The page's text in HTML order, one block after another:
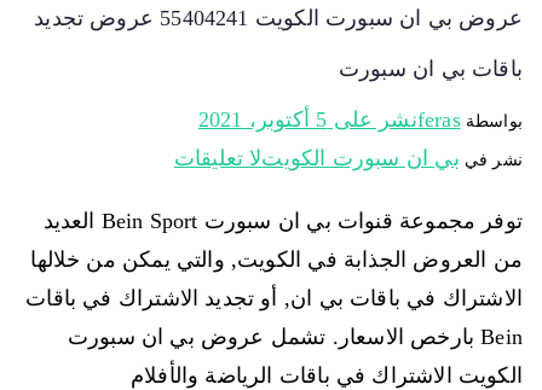
عروض بي ان سبورت الكويت 55404241 عروض تجديد
باقات بي ان سبورت
بواسطةferasنشر على 5 أكتوبر، 2021
نشر في بي ان سبورت الكويتلا تعليقات
توفر مجموعة قنوات بي ان سبورت Bein Sport العديد
من العروض الجذابة في الكويت, والتي يمكن من خلالها
الاشتراك في باقات بي ان, أو تجديد الاشتراك في باقات
Bein بارخص الاسعار. تشمل عروض بي ان سبورت
الكويت الاشتراك في باقات الرياضة والأفلام